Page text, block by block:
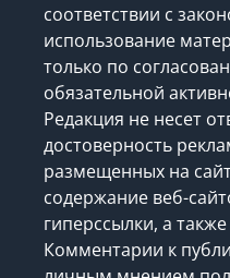
соответствии с
использование
только по
обязательной
Редакция не несет
достоверность
размещенных на
содержание веб-
гиперссылки, а
Комментарии к